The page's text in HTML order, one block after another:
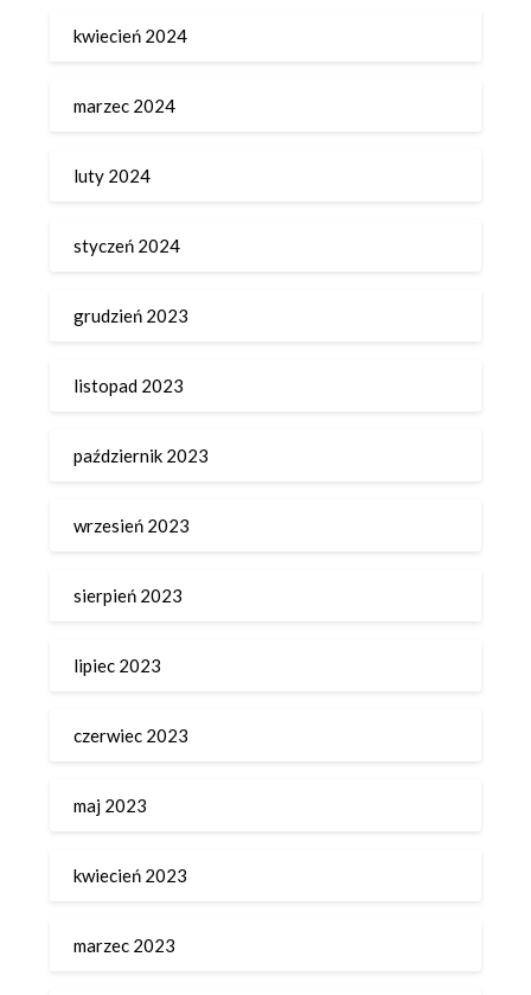
kwiecień 2024
marzec 2024
luty 2024
styczeń 2024
grudzień 2023
listopad 2023
październik 2023
wrzesień 2023
sierpień 2023
lipiec 2023
czerwiec 2023
maj 2023
kwiecień 2023
marzec 2023